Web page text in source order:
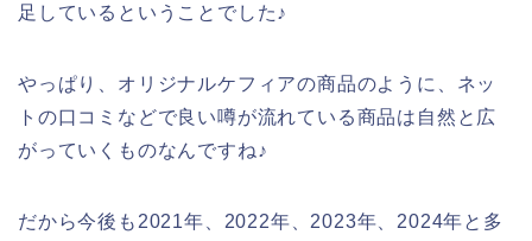
足しているということでした♪
やっぱり、オリジナルケフィアの商品のように、ネッ
トの口コミなどで良い噂が流れている商品は自然と広
がっていくものなんですね♪
だから今後も2021年、2022年、2023年、2024年と多